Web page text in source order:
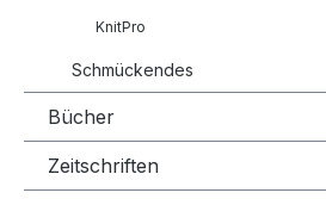
KnitPro
Schmückendes
Bücher
Zeitschriften